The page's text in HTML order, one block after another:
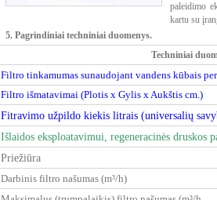
paleidimo
kartu su
5. Pagrindiniai techniniai duomenys.
Techniniai
Filtro tinkamumas sunaudojant vandens kūbais
Filtro išmatavimai (Plotis x Gylis x Aukštis cm.)
Fitravimo užpildo kiekis litrais (universalių
Išlaidos eksploatavimui, regeneracinės druskos
Priežiūra
Darbinis filtro našumas (m³/h)